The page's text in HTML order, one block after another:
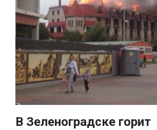
В Зеленоградске горит